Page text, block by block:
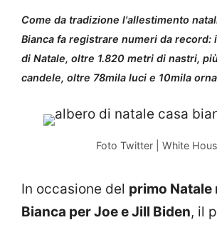
Come da tradizione l'allestimento
Bianca fa registrare numeri da record:
di Natale, oltre 1.820 metri di nastri,
candele, oltre 78mila luci e 10mila
Foto Twitter | White
In occasione del primo Natale
Bianca per Joe e Jill Biden, il